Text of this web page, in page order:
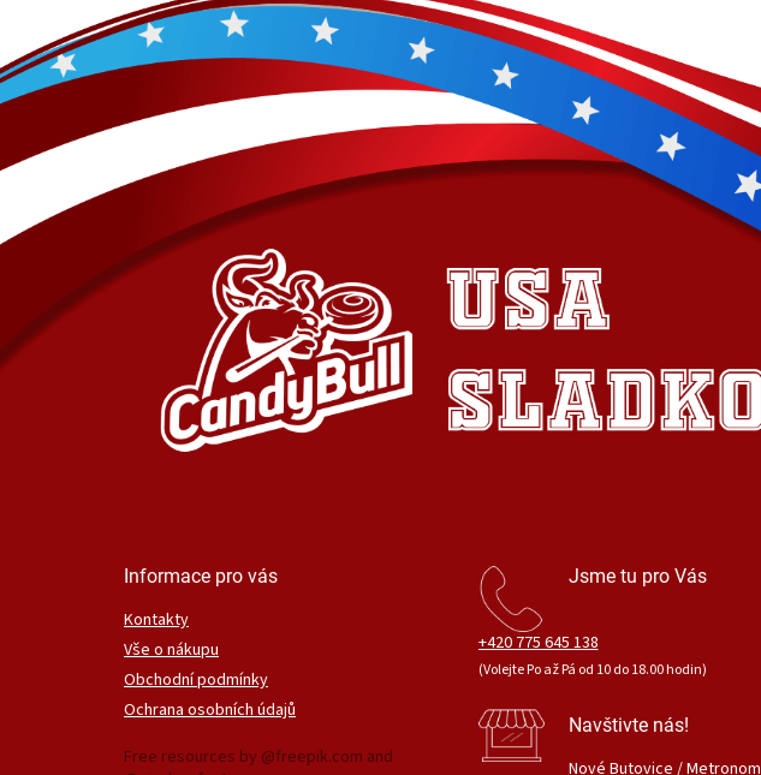
t
í
Informace pro vás
Kontakty
Vše o nákupu
Obchodní podmínky
Ochrana osobních údajů
Free resources by @freepik.com and
Jsme tu pro Vás
+420 775 645 138
(Volejte Po až Pá od 10 do 18.00 hodin)
Navštivte nás!
Nové Butovice / Metronom